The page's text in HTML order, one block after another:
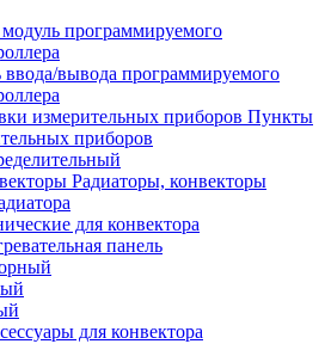
программируемого
вывода программируемого
Пункты
приборов
Радиаторы, конвекторы
для конвектора
панель
для конвектора